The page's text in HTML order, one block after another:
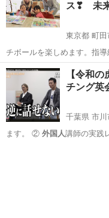
ス❣ 未来
東京都 町田
チボールを楽しめます。指
達を飽きさせることな…
東京 町田市 英会話
【令和
チング英
千葉県 市川
ます。 ② 外国人講師の実践